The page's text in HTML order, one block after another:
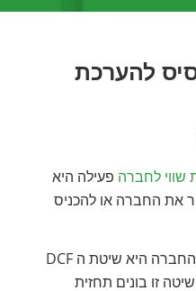
להערכת
שווי לחברה פעילה היא
את החברה או להכניס
המתודולוגיה הקובעת את שווי החברה היא שיטת ה DCF
זו בונים תחזית